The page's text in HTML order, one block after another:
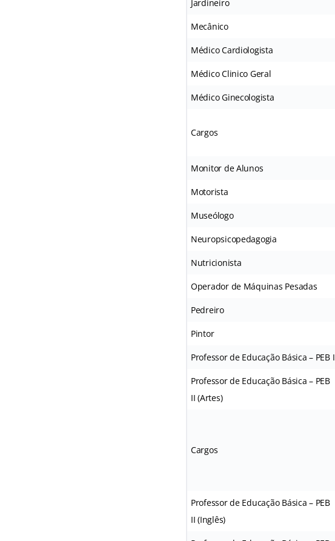
Jardineiro
Mecânico
Médico Cardiologista
Médico Clinico Geral
Médico Ginecologista
Cargos
Monitor de Alunos
Motorista
Museólogo
Neuropsicopedagogia
Nutricionista
Operador de Máquinas Pesadas
Pedreiro
Pintor
Professor de Educação Básica – PEB I
Professor de Educação Básica – PEB
II (Artes)
Cargos
Professor de Educação Básica – PEB
II (Inglês)